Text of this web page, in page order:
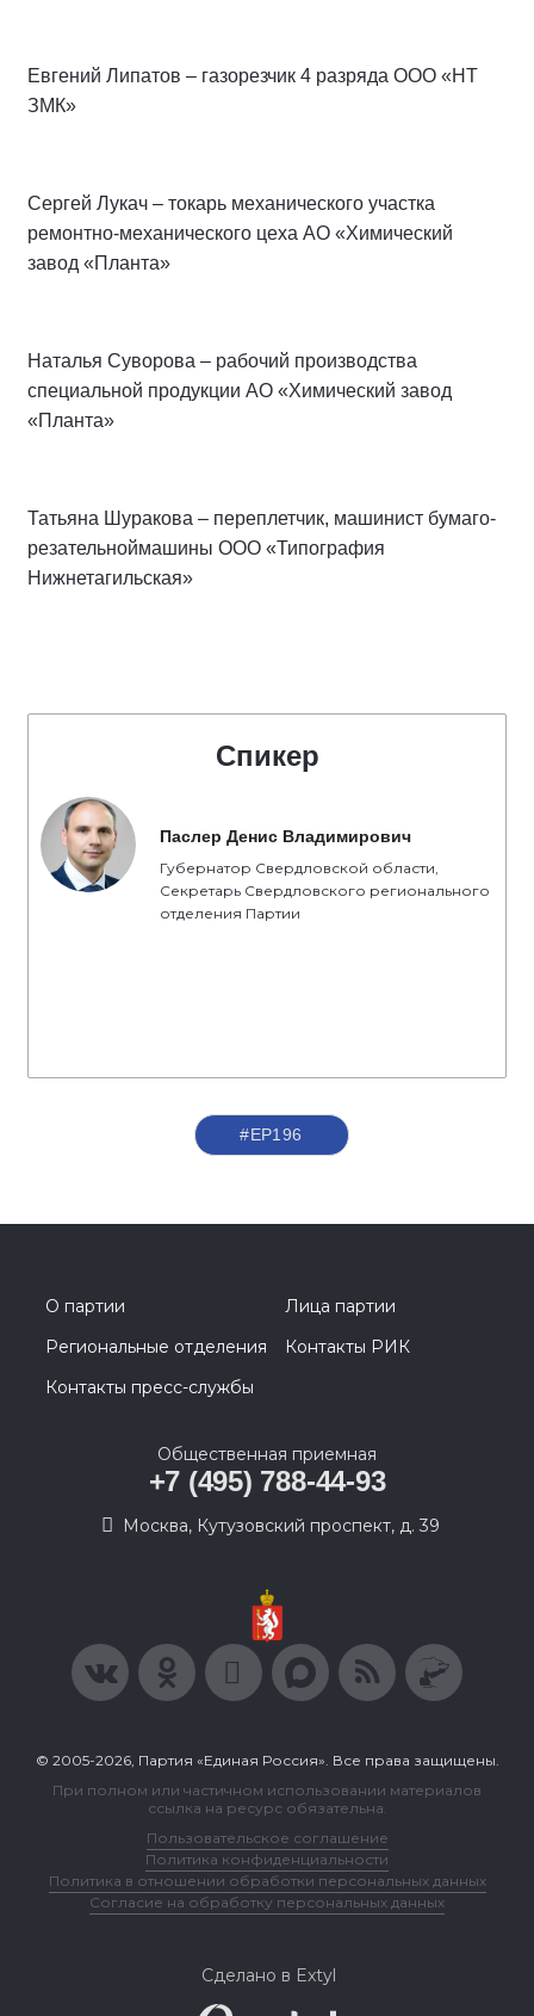
Евгений Липатов – газорезчик 4 разряда ООО «НТ
ЗМК»
Сергей Лукач – токарь механического участка
ремонтно-механического цеха АО «Химический
завод «Планта»
Наталья Суворова – рабочий производства
специальной продукции АО «Химический завод
«Планта»
Татьяна Шуракова – переплетчик, машинист бумаго-
резательноймашины ООО «Типография
Нижнетагильская»
Спикер
Паслер Денис Владимирович
Губернатор Свердловской области,
Секретарь Свердловского регионального
отделения Партии
#ЕР196
О партии
Лица партии
Региональные отделения
Контакты РИК
Контакты пресс-службы
Общественная приемная
+7 (495) 788-44-93
Москва, Кутузовский проспект, д. 39
© 2005-2026, Партия «Единая Россия». Все права защищены.
При полном или частичном использовании материалов
ссылка на ресурс обязательна.
Пользовательское соглашение
Политика конфиденциальности
Политика в отношении обработки персональных данных
Согласие на обработку персональных данных
Сделано в Extyl